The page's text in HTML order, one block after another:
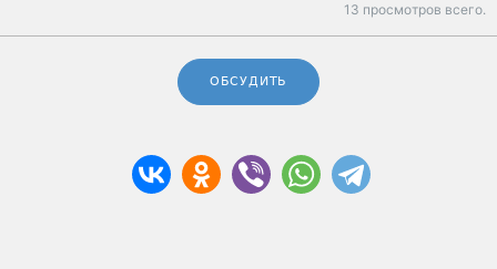
13 просмотров всего.
ОБСУДИТЬ